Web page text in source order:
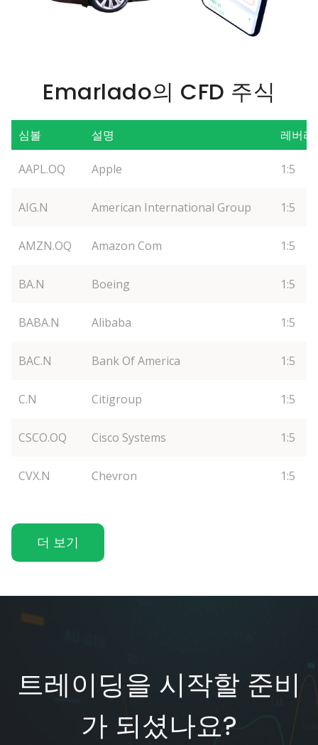
Emarlado의 CFD 주식
심볼 설명 레버리
AAPL.OQ Apple 1:5
AIG.N American International Group 1:5
AMZN.OQ Amazon Com 1:5
BA.N Boeing 1:5
BABA.N Alibaba 1:5
BAC.N Bank Of America 1:5
C.N Citigroup 1:5
CSCO.OQ Cisco Systems 1:5
CVX.N Chevron 1:5
더 보기
트레이딩을 시작할 준비
가 되셨나요?